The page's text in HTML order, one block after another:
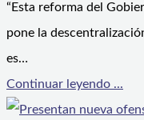
“Esta reforma del
pone la
es…
Continuar leyendo ...